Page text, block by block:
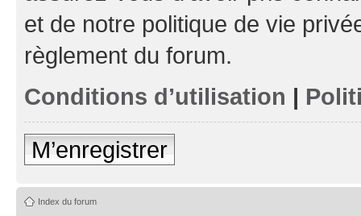
et de notre politique de vie
règlement du forum.
Conditions d’utilisation |
M’enregistrer
Index du forum